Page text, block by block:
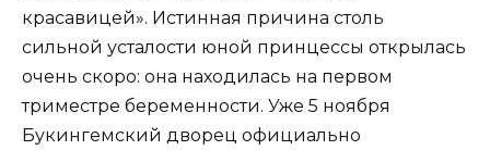
красавицей». Истинная причина столь
сильной усталости юной принцессы открылась
очень скоро: она находилась на первом
триместре беременности. Уже 5 ноября
Букингемский дворец официально